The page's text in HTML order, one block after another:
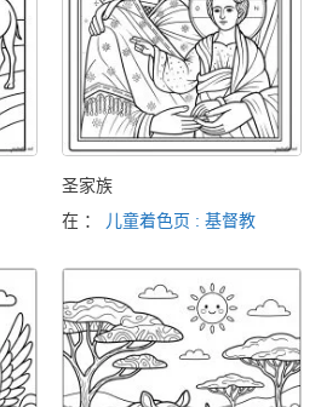
圣家族
在 ：
儿童着色页 : 基督教